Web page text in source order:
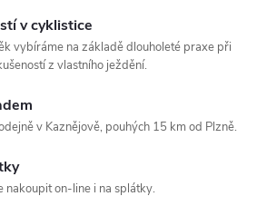
v cyklistice
vybíráme na základě dlouholeté praxe při
z vlastního ježdění.
v Kaznějově, pouhých 15 km od Plzně.
nakoupit on-line i na splátky.